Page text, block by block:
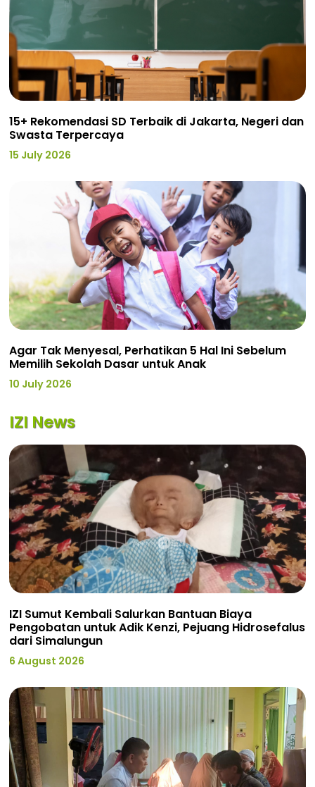
15+ Rekomendasi SD Terbaik di Jakarta, Negeri dan
Swasta Terpercaya
15 July 2026
Agar Tak Menyesal, Perhatikan 5 Hal Ini Sebelum
Memilih Sekolah Dasar untuk Anak
10 July 2026
IZI News
IZI Sumut Kembali Salurkan Bantuan Biaya
Pengobatan untuk Adik Kenzi, Pejuang Hidrosefalus
dari Simalungun
6 August 2026